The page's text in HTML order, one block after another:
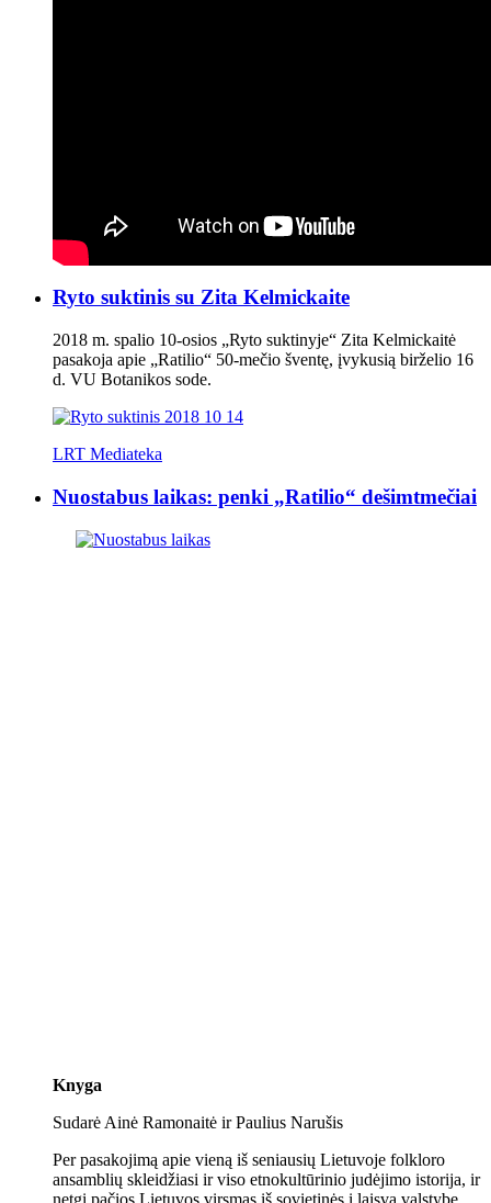
Ryto suktinis su Zita Kelmickaite
2018 m. spalio 10-osios „Ryto suktinyje“ Zita Kelmickaitė
pasakoja apie „Ratilio“ 50-mečio šventę, įvykusią birželio 16
d. VU Botanikos sode.
LRT Mediateka
Nuostabus laikas: penki „Ratilio“ dešimtmečiai
Knyga
Sudarė Ainė Ramonaitė ir Paulius Narušis
Per pasakojimą apie vieną iš seniausių Lietuvoje folkloro
ansamblių skleidžiasi ir viso etnokultūrinio judėjimo istorija, ir
netgi pačios Lietuvos virsmas iš sovietinės į laisvą valstybę.